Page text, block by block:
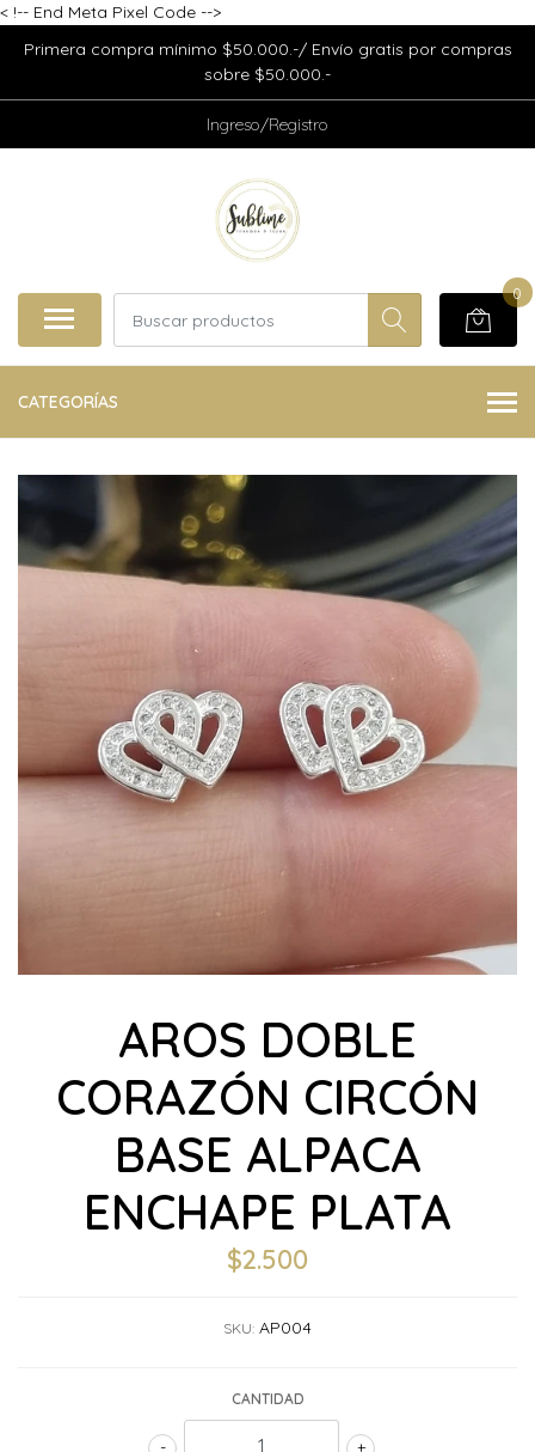
< !-- End Meta Pixel Code -->
Primera compra mínimo $50.000.-/ Envío gratis por compras
sobre $50.000.-
Ingreso/Registro
0
CATEGORÍAS
AROS DOBLE
CORAZÓN CIRCÓN
BASE ALPACA
ENCHAPE PLATA
$2.500
SKU: AP004
CANTIDAD
+
-